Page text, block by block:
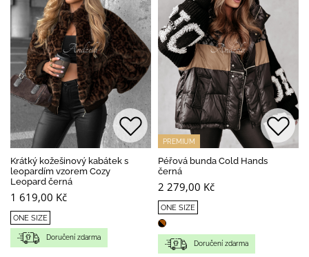
Krátký kožešinový kabátek s
leopardím vzorem Cozy
Leopard černá
1 619,00 Kč
ONE SIZE
Doručení zdarma
PREMIUM
Péřová bunda Cold Hands
černá
2 279,00 Kč
ONE SIZE
Doručení zdarma